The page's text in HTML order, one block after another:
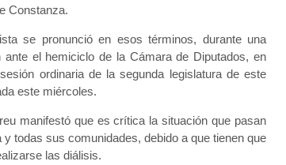
Constanza.
se pronunció en esos términos, durante una
ante el hemiciclo de la Cámara de Diputados, en
ordinaria de la segunda legislatura de este
este miércoles.
manifestó que es crítica la situación que pasan
todas sus comunidades, debido a que tienen que
las diálisis.